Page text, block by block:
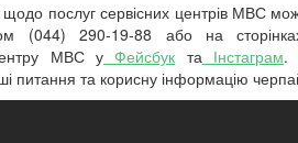
щодо послуг сервісних центрів МВС
(044) 290-19-88 або на
МВС у Фейсбук таІнстаграм.
питання та корисну інформацію